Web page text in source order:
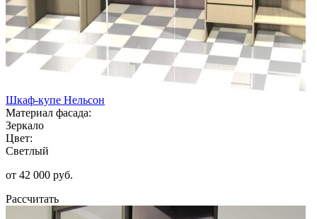
Шкаф-купе Нельсон
Материал фасада:
Зеркало
Цвет:
Светлый
от 42 000 руб.
Рассчитать